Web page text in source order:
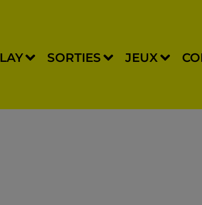
SORTIES JEUX